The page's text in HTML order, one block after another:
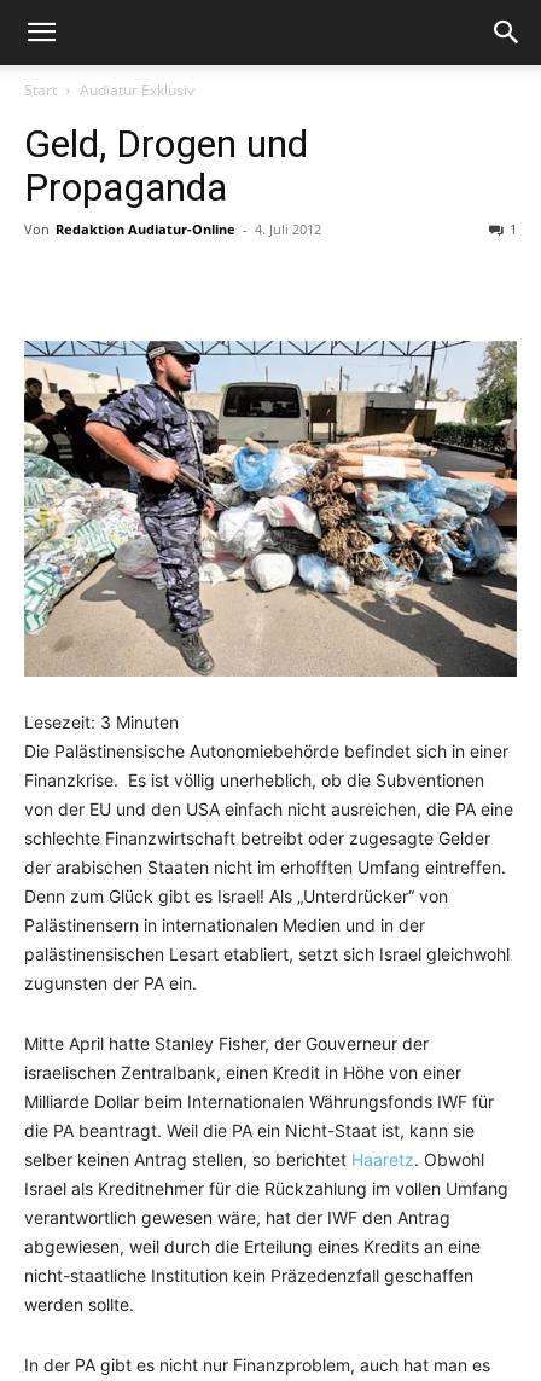
Start Audiatur Exklusiv
Geld, Drogen und
Propaganda
Von Redaktion Audiatur-Online - 4. Juli 2012 1
Lesezeit: 3 Minuten
Die Palästinensische Autonomiebehörde befindet sich in einer
Finanzkrise. Es ist völlig unerheblich, ob die Subventionen
von der EU und den USA einfach nicht ausreichen, die PA eine
schlechte Finanzwirtschaft betreibt oder zugesagte Gelder
der arabischen Staaten nicht im erhofften Umfang eintreffen.
Denn zum Glück gibt es Israel! Als „Unterdrücker“ von
Palästinensern in internationalen Medien und in der
palästinensischen Lesart etabliert, setzt sich Israel gleichwohl
zugunsten der PA ein.
Mitte April hatte Stanley Fisher, der Gouverneur der
israelischen Zentralbank, einen Kredit in Höhe von einer
Milliarde Dollar beim Internationalen Währungsfonds IWF für
die PA beantragt. Weil die PA ein Nicht-Staat ist, kann sie
selber keinen Antrag stellen, so berichtet Haaretz. Obwohl
Israel als Kreditnehmer für die Rückzahlung im vollen Umfang
verantwortlich gewesen wäre, hat der IWF den Antrag
abgewiesen, weil durch die Erteilung eines Kredits an eine
nicht-staatliche Institution kein Präzedenzfall geschaffen
werden sollte.
In der PA gibt es nicht nur Finanzproblem, auch hat man es